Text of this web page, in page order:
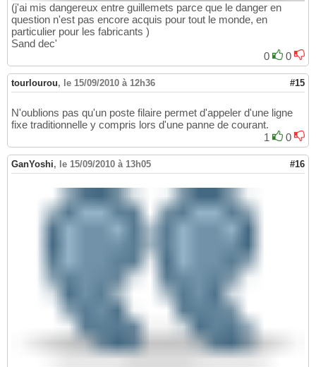
(j'ai mis dangereux entre guillemets parce que le danger en
question n'est pas encore acquis pour tout le monde, en
particulier pour les fabricants )
Sand dec'
0
0
tourlourou, le 15/09/2010 à 12h36 #15
N'oublions pas qu'un poste filaire permet d'appeler d'une ligne
fixe traditionnelle y compris lors d'une panne de courant.
1
0
GanYoshi, le 15/09/2010 à 13h05 #16